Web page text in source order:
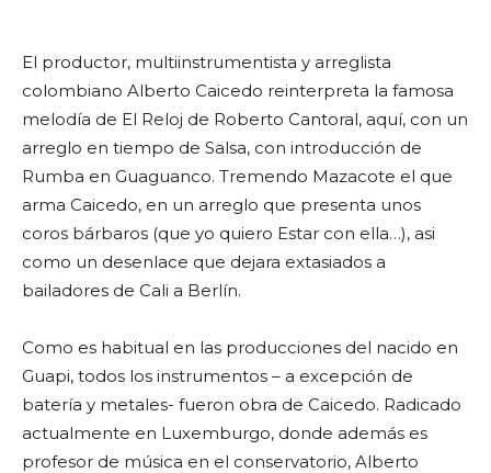
El productor, multiinstrumentista y arreglista
colombiano Alberto Caicedo reinterpreta la famosa
melodía de El Reloj de Roberto Cantoral, aquí, con un
arreglo en tiempo de Salsa, con introducción de
Rumba en Guaguanco. Tremendo Mazacote el que
arma Caicedo, en un arreglo que presenta unos
coros bárbaros (que yo quiero Estar con ella…), asi
como un desenlace que dejara extasiados a
bailadores de Cali a Berlín.
Como es habitual en las producciones del nacido en
Guapi, todos los instrumentos – a excepción de
batería y metales- fueron obra de Caicedo. Radicado
actualmente en Luxemburgo, donde además es
profesor de música en el conservatorio, Alberto